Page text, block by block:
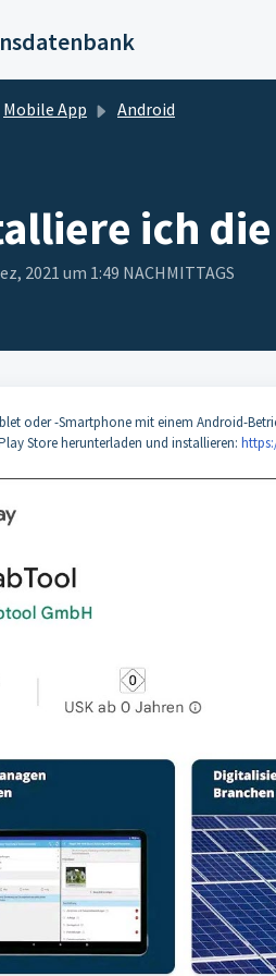
Mobile App Android
ich
2021 um 1:49 NACHMITTAGS
oder -Smartphone mit einem Android-
Store herunterladen und installieren: